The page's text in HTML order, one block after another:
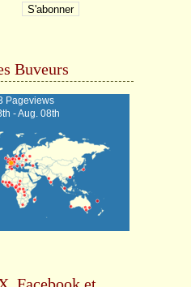
Buveurs
Pageviews
- Aug. 08th